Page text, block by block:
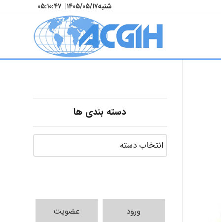
شنبه۱۴۰۵/۰۵/۱۷| ۰۵:۱۰:۴۹
دسته بندی ها
ورود عضویت